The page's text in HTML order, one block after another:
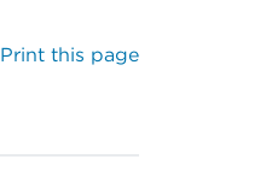
Print this page